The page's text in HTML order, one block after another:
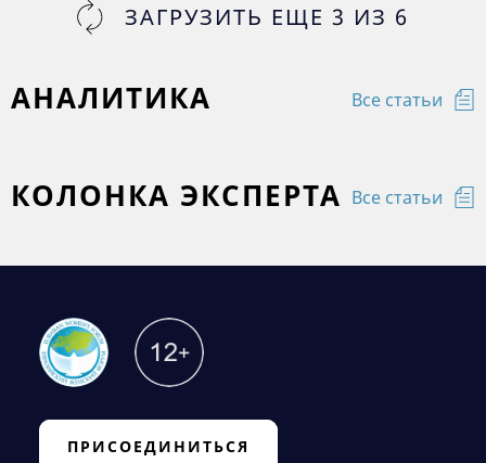
ЗАГРУЗИТЬ ЕЩЕ 3 ИЗ 6
АНАЛИТИКА Все статьи
КОЛОНКА ЭКСПЕРТА Все статьи
ПРИСОЕДИНИТЬСЯ